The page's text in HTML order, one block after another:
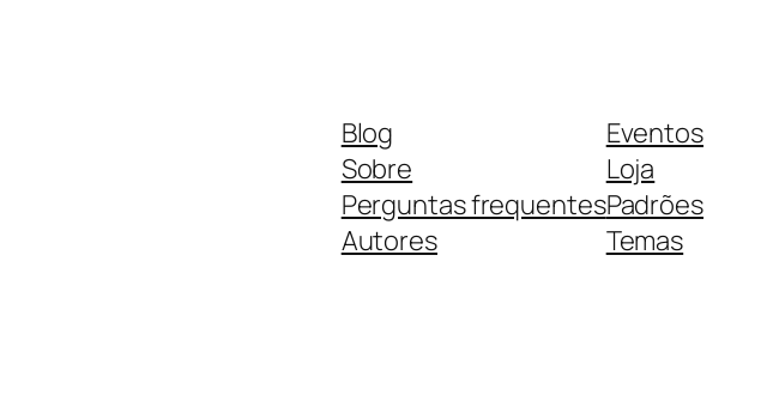
Blog
Sobre
Perguntas frequentes
Autores
Eventos
Loja
Padrões
Temas